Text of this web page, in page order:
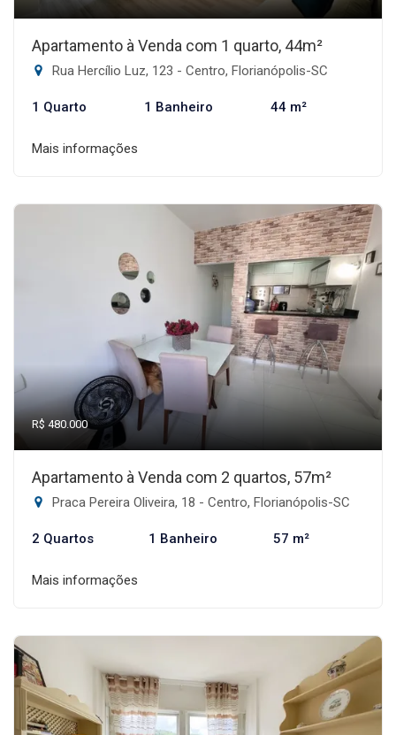
Apartamento à Venda com 1 quarto, 44m²
Rua Hercílio Luz, 123 - Centro, Florianópolis-SC
1 Quarto 1 Banheiro 44 m²
Mais informações
R$ 480.000
Apartamento à Venda com 2 quartos, 57m²
Praca Pereira Oliveira, 18 - Centro, Florianópolis-SC
2 Quartos 1 Banheiro 57 m²
Mais informações